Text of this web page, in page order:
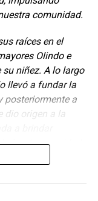
comunidad.
raíces en el
Olindo e
niñez. A lo largo
llevó a fundar la
posteriormente a
dio origen a la
y la seguridad.
y el